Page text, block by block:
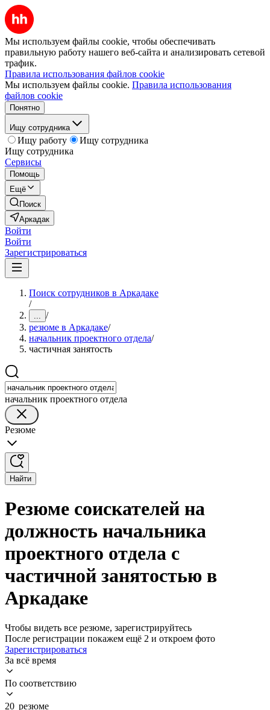
Мы используем файлы cookie, чтобы обеспечивать
правильную работу нашего веб-сайта и анализировать сетевой
трафик.
Правила использования файлов cookie
Мы используем файлы cookie. Правила использования
файлов cookie
Понятно
Ищу сотрудника
Ищу работу
Ищу сотрудника
Ищу сотрудника
Сервисы
Помощь
Ещё
Поиск
Аркадак
Войти
Войти
Зарегистрироваться
Поиск сотрудников в Аркадаке
/
... /
резюме в Аркадаке/
начальник проектного отдела/
частичная занятость
начальник проектного отдела
Резюме
Найти
Резюме соискателей на
должность начальника
проектного отдела с
частичной занятостью в
Аркадаке
Чтобы видеть все резюме, зарегистрируйтесь
После регистрации покажем ещё 2 и откроем фото
Зарегистрироваться
За всё время
По соответствию
20 резюме